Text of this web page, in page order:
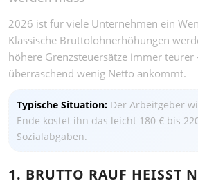
2026 ist für viele Unternehmen ein
Klassische Bruttolohnerhöhungen
höhere Grenzsteuersätze immer
überraschend wenig Netto ankommt.
Typische Situation: Der Arbeitgeber
Ende kostet ihn das leicht 180 € bis
Sozialabgaben.
1. BRUTTO RAUF HEISST